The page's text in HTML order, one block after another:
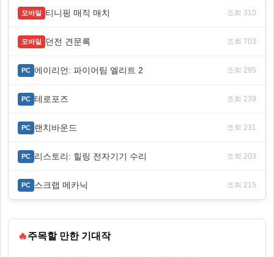
모바일 티니핑 매직 매치 조회 310
모바일 던전 견문록 조회 703
PC 에이리언: 파이어팀 엘리트 2 조회 295
PC 테로포즈 조회 239
PC 랜치바운드 조회 231
PC 리스토리: 힐링 전자기기 수리 조회 203
PC 스크랩 메카닉 조회 215
🔥주목할 만한 기대작